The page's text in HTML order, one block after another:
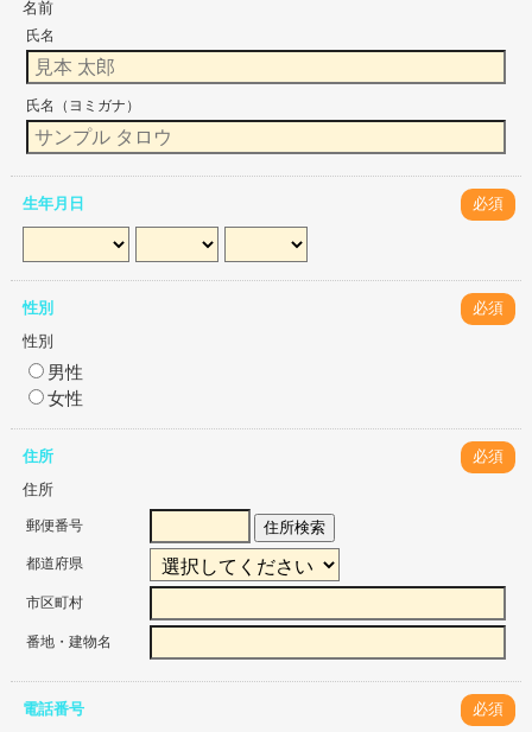
名前
氏名
氏名（ヨミガナ）
生年月日 必須
性別
必須
性別
男性
女性
住所
必須
住所
郵便番号 住所検索
都道府県
市区町村
番地・建物名
電話番号
必須